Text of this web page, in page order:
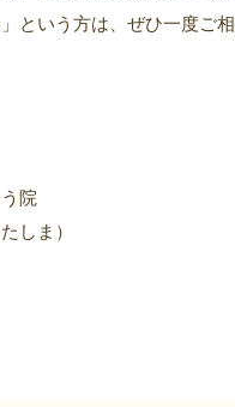
という方は、ぜひ一度ご相
院
しま）